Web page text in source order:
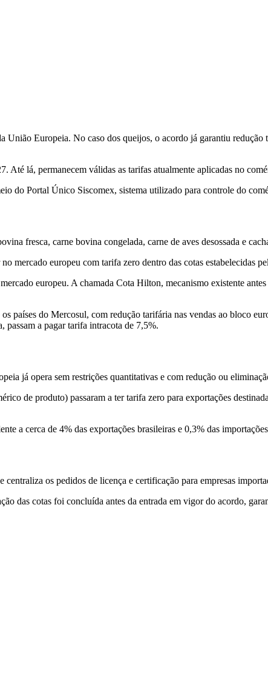
União Europeia. No caso dos queijos, o acordo já garantiu
Até lá, permanecem válidas as tarifas atualmente aplicadas no
do Portal Único Siscomex, sistema utilizado para controle do
fresca, carne bovina congelada, carne de aves desossada e
mercado europeu com tarifa zero dentro das cotas estabelecidas
europeu. A chamada Cota Hilton, mecanismo existente
países do Mercosul, com redução tarifária nas vendas ao bloco
passam a pagar tarifa intracota de 7,5%.
já opera sem restrições quantitativas e com redução ou
de produto) passaram a ter tarifa zero para exportações
a cerca de 4% das exportações brasileiras e 0,3% das
os pedidos de licença e certificação para empresas
das cotas foi concluída antes da entrada em vigor do acordo,